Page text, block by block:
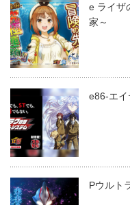
e ライザ
家～
e86-エイ
Pウルト